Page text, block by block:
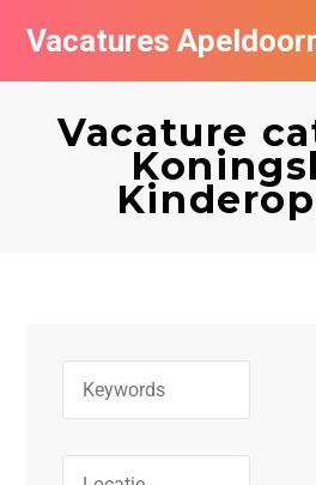
Vacatures
Vacature
Vacatures per bedrijf
De populairste vacatures in
Nieuwsbrief feed